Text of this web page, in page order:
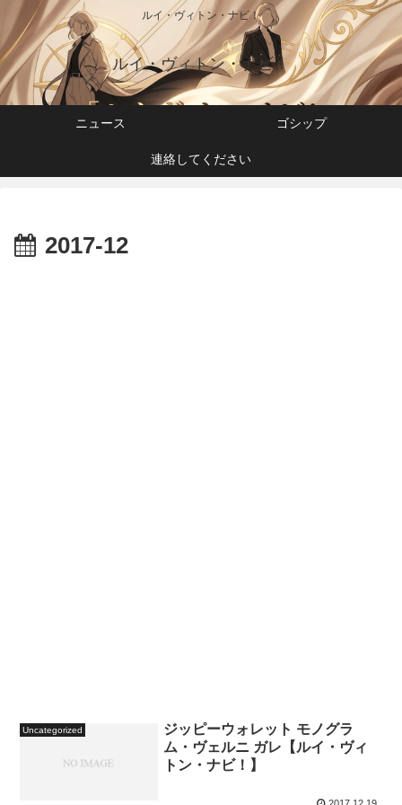
ルイ・ヴィトン・ナビ！
ルイ・ヴィトン・ナビ！
ニュース ゴシップ
連絡してください
2017-12
Uncategorized
ジッピーウォレット モノグラ
ム・ヴェルニ ガレ【ルイ・ヴィ
トン・ナビ！】